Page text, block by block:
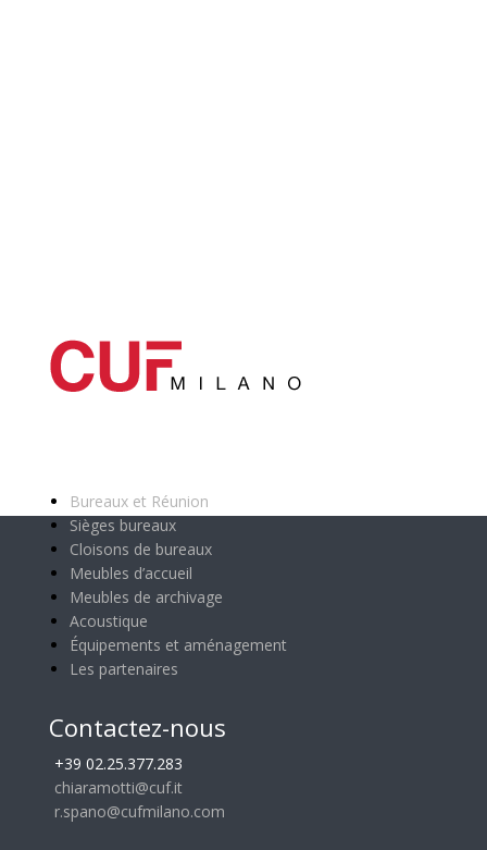
Bureaux et Réunion
Sièges bureaux
Cloisons de bureaux
Meubles d’accueil
Meubles de archivage
Acoustique
Équipements et aménagement
Les partenaires
Contactez-nous
+39 02.25.377.283
chiaramotti@cuf.it
r.spano@cufmilano.com